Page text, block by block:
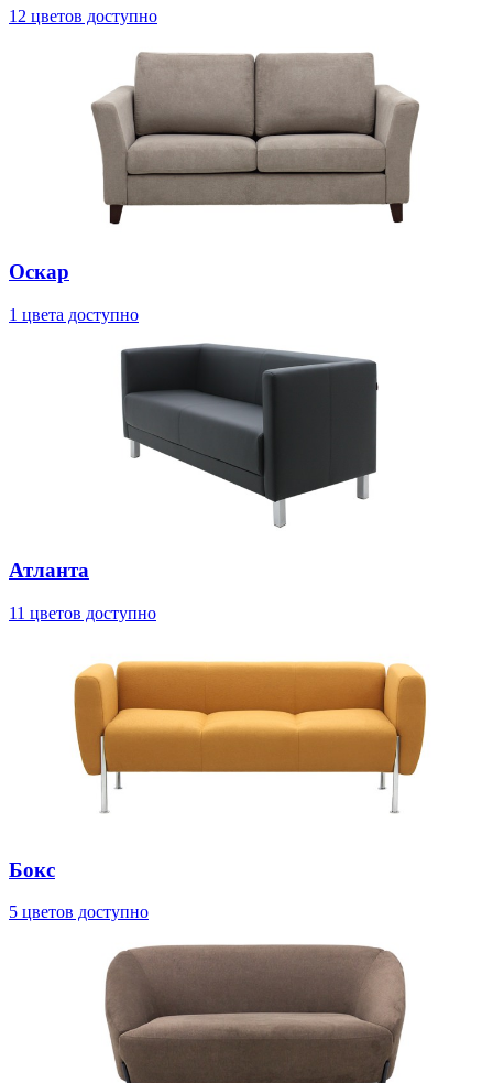
12 цветов доступно
Оскар
1 цвета доступно
Атланта
11 цветов доступно
Бокс
5 цветов доступно